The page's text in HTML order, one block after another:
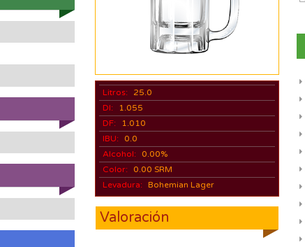
Litros:
25.0
DI:
1.055
DF:
1.010
IBU:
0.0
Alcohol:
0.00%
Color:
0.00 SRM
Levadura: Bohemian Lager
Valoración